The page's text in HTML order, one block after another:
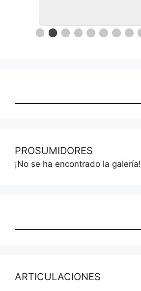
PROSUMIDORES
¡No se ha encontrado la galería!
ARTICULACIONES